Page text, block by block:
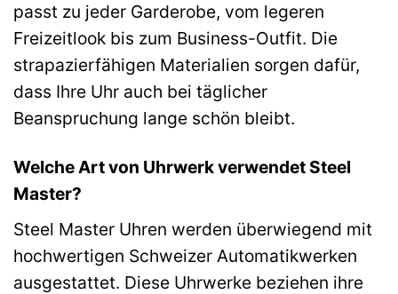
passt zu jeder Garderobe, vom legeren
Freizeitlook bis zum Business-Outfit. Die
strapazierfähigen Materialien sorgen dafür,
dass Ihre Uhr auch bei täglicher
Beanspruchung lange schön bleibt.
Welche Art von Uhrwerk verwendet Steel
Master?
Steel Master Uhren werden überwiegend mit
hochwertigen Schweizer Automatikwerken
ausgestattet. Diese Uhrwerke beziehen ihre